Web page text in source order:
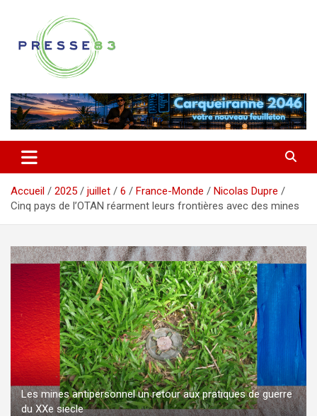
contenu
Presse 83
Accueil 2025 juillet 6 France-Monde
Nicolas Dupre
Cinq pays de l’OTAN réarment leurs frontières avec des mines
Les mines antipersonnel un retour aux pratiques de guerre
du XXe siecle